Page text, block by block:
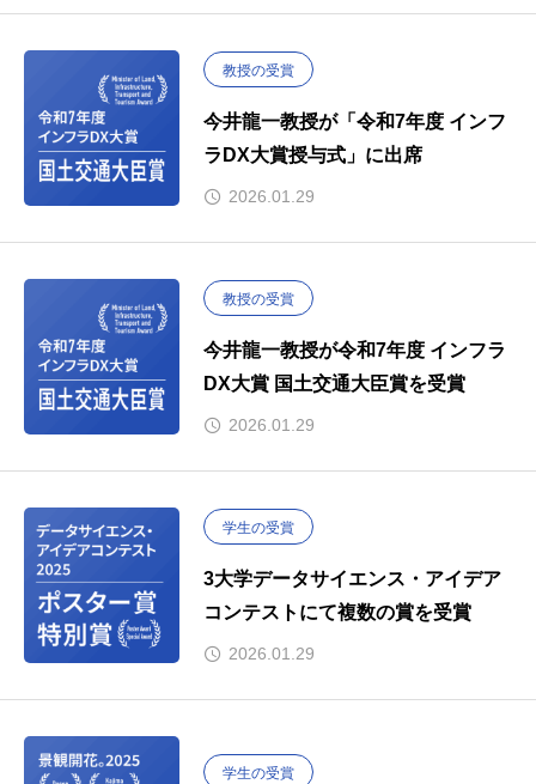
教授の受賞
今井龍一教授が「令和7年度 インフ
ラDX大賞授与式」に出席
2026.01.29
教授の受賞
今井龍一教授が令和7年度 インフラ
DX大賞 国土交通大臣賞を受賞
2026.01.29
学生の受賞
3大学データサイエンス・アイデア
コンテストにて複数の賞を受賞
2026.01.29
学生の受賞